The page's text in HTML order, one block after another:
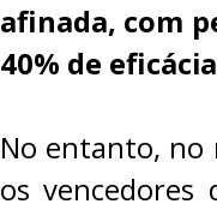
afinada, com
40% de
No entanto, no
os vencedores